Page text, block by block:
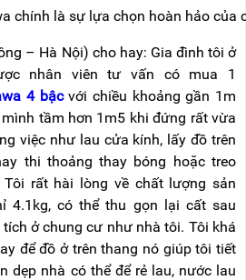
chính là sự lựa chọn hoàn hảo của
– Hà Nội) cho hay: Gia đình tôi ở
nhân viên tư vấn có mua 1
4 bậcvới chiều khoảng gần 1m
tầm hơn 1m5 khi đứng rất vừa
việc như lau cửa kính, lấy đồ trên
thi thoảng thay bóng hoặc treo
rất hài lòng về chất lượng sản
4.1kg, có thể thu gọn lại cất sau
ở chung cư như nhà tôi. Tôi khá
để đồ ở trên thang nó giúp tôi tiết
dẹp nhà có thể để rẻ lau, nước lau